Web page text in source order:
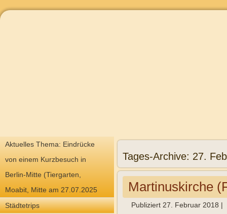
Aktuelles Thema: Eindrücke
von einem Kurzbesuch in
Berlin-Mitte (Tiergarten,
Moabit, Mitte am 27.07.2025
Städtetrips
Tages-Archive: 27.
Martinuskirche
Publiziert 27. Februar 2018 |